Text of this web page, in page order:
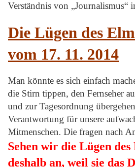
Verständnis von „Journalismus“
Die Lügen des
vom 17. 11. 2014
Man könnte es sich einfach
die Stirn tippen, den Fernseher
und zur Tagesordnung
Verantwortung für unsere
Mitmenschen. Die fragen nach
Sehen wir die Lügen
deshalb an, weil sie das